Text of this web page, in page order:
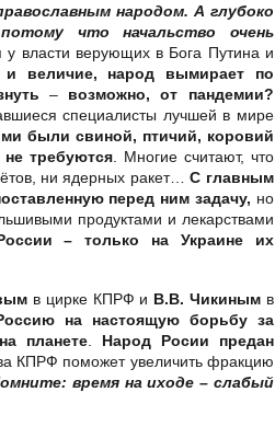
народом. А глубоко
что начальство очень
власти верующих в Бога Путина и
величие, народ вымирает по
– возможно, от пандемии?
специалисты лучшей в мире
были свиной, птичий, коровий
требуются. Многие считают, что
ни ядерных ракет…
С главным
перед ним задачу, но
продуктами и лекарствами
– только на Украине их
в цирке КПРФ и В.В. Чикинымв
на настоящую борьбу за
планете. Народ Росии предан
КПРФ поможет увеличить фракцию
время на иходе – слабый